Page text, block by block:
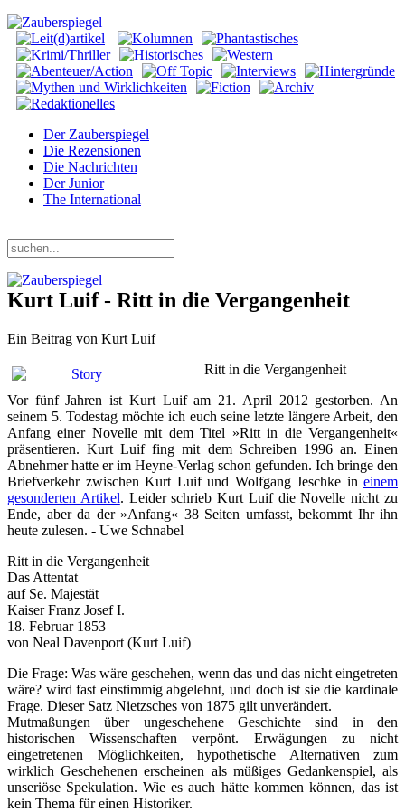
Der Zauberspiegel
Die Rezensionen
Die Nachrichten
Der Junior
The International
Kurt Luif - Ritt in die Vergangenheit
Ein Beitrag von Kurt Luif
Ritt in die Vergangenheit
Vor fünf Jahren ist Kurt Luif am 21. April 2012 gestorben. An
seinem 5. Todestag möchte ich euch seine letzte längere Arbeit, den
Anfang einer Novelle mit dem Titel »Ritt in die Vergangenheit«
präsentieren. Kurt Luif fing mit dem Schreiben 1996 an. Einen
Abnehmer hatte er im Heyne-Verlag schon gefunden. Ich bringe den
Briefverkehr zwischen Kurt Luif und Wolfgang Jeschke in einem
gesonderten Artikel. Leider schrieb Kurt Luif die Novelle nicht zu
Ende, aber da der »Anfang« 38 Seiten umfasst, bekommt Ihr ihn
heute zulesen. - Uwe Schnabel
Ritt in die Vergangenheit
Das Attentat
auf Se. Majestät
Kaiser Franz Josef I.
18. Februar 1853
von Neal Davenport (Kurt Luif)
Die Frage: Was wäre geschehen, wenn das und das nicht eingetreten
wäre? wird fast einstimmig abgelehnt, und doch ist sie die kardinale
Frage. Dieser Satz Nietzsches von 1875 gilt unverändert.
Mutmaßungen über ungeschehene Geschichte sind in den
historischen Wissenschaften verpönt. Erwägungen zu nicht
eingetretenen Möglichkeiten, hypothetische Alternativen zum
wirklich Geschehenen erscheinen als müßiges Gedankenspiel, als
unseriöse Spekulation. Wie es auch hätte kommen können, das ist
kein Thema für einen Historiker.